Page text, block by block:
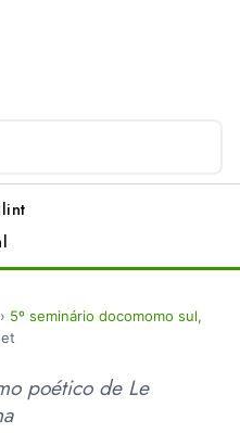
int
› 5º seminário docomomo sul,
poético de Le